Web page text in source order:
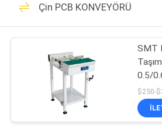
ÜRÜNLER
VIDEOLAR
HAKKIMIZDA
SMT Alma ve
Yerleştirme
Makinesi
Çin PCB KONVEYÖRÜ
SMT
0.5/
0-
$250-